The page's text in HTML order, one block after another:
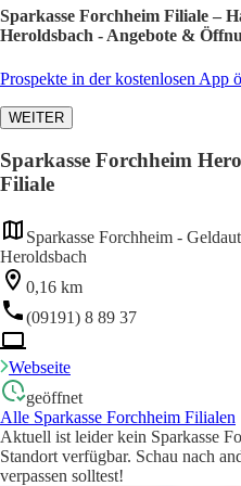
Sparkasse Forchheim Filiale –
Heroldsbach - Angebote &
Prospekte in der kostenlosen App
WEITER
Sparkasse Forchheim
Filiale
Sparkasse Forchheim -
Heroldsbach
0,16 km
(09191) 8 89 37
Webseite
geöffnet
Alle Sparkasse Forchheim Filialen
Aktuell ist leider kein Sparkasse
Standort verfügbar. Schau nach
verpassen solltest!